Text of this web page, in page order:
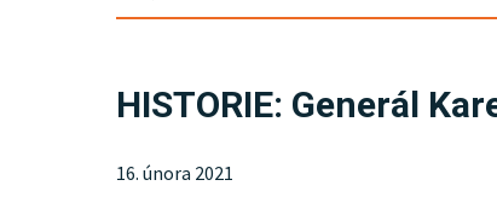
HISTORIE: Generál
16. února 2021